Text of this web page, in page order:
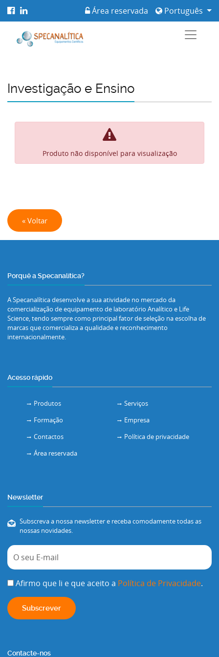
Português
Área reservada
Investigação e Ensino
Produto não disponível para visualização
« Voltar
Porquê a Specanalítica?
A Specanalítica desenvolve a sua atividade no mercado da
comercialização de equipamento de laboratório Analítico e Life
Science, tendo sempre como principal fator de seleção na escolha de
marcas que comercializa a qualidade e reconhecimento
internacionalmente.
Acesso rápido
Produtos
Serviços
Formação
Empresa
Contactos
Política de privacidade
Área reservada
Newsletter
Subscreva a nossa newsletter e receba comodamente todas as
nossas novidades.
Afirmo que li e que aceito a Política de Privacidade.
Contacte-nos